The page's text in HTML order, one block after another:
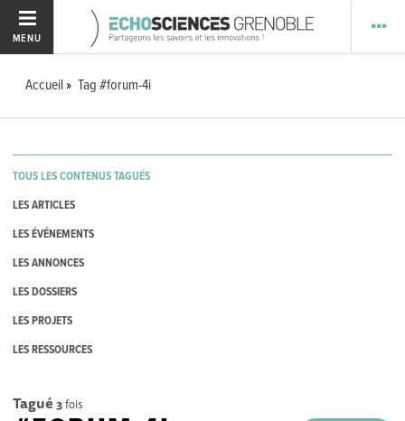
MENU
Accueil Tag #forum-4i
TOUS LES CONTENUS TAGUÉS
LES ARTICLES
LES ÉVÉNEMENTS
LES ANNONCES
LES DOSSIERS
LES PROJETS
LES RESSOURCES
Tagué 3fois